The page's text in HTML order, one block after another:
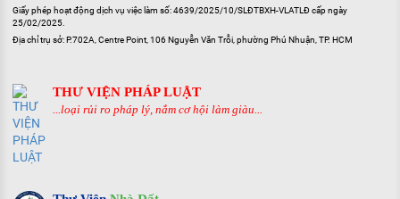
Giấy phép hoạt động dịch vụ việc làm số: 4639/2025/10/SLĐTBXH-VLATLĐ cấp ngày
25/02/2025.
Địa chỉ trụ sở: P.702A, Centre Point, 106 Nguyễn Văn Trỗi, phường Phú Nhuận, TP. HCM
THƯ VIỆN PHÁP LUẬT
...loại rủi ro pháp lý, nắm cơ hội làm giàu...